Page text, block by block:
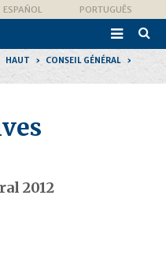
ESPAÑOL PORTUGUÊS

HAUT › CONSEIL GÉNÉRAL
›
2012